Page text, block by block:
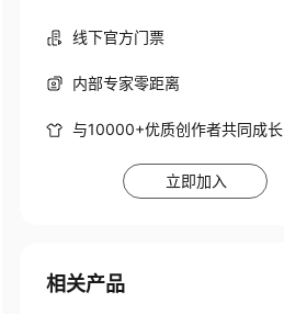
线下官方门票
内部专家零距离
与10000+优质创作者共同成长
立即加入
相关产品